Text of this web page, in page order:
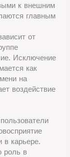
к внешним
главным
от
Исключение
как
на
воздействие
в карьере.
роль в